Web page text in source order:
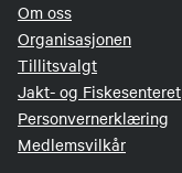
Om oss
Organisasjonen
Tillitsvalgt
Jakt- og Fiskesenteret
Personvernerklæring
Medlemsvilkår